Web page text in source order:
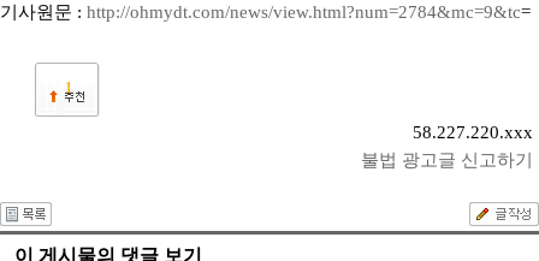
기사원문 : http://ohmydt.com/news/view.html?num=2784&mc=9&tc=
1
58.227.220.xxx
불법 광고글 신고하기
이 게시물의 댓글 보기